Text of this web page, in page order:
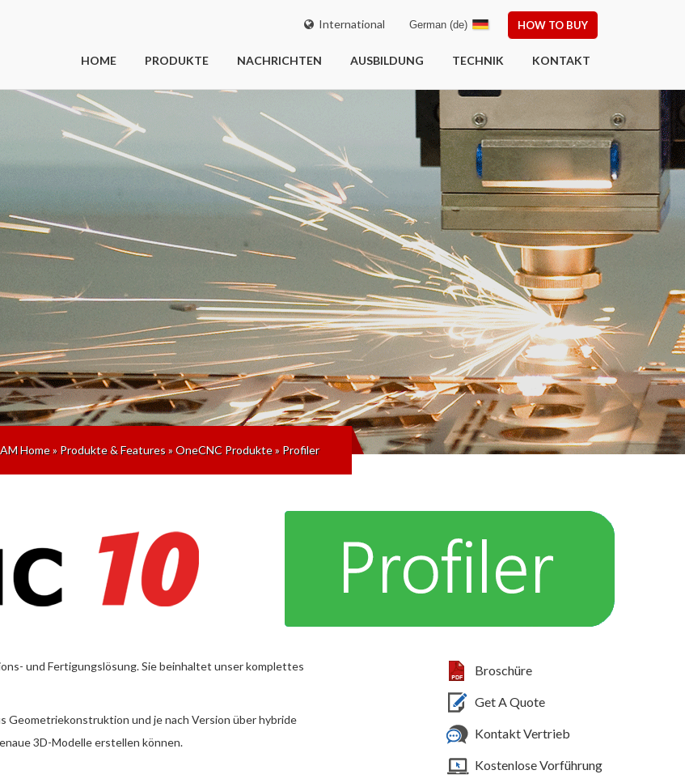
International HOW TO BUY
German (de)
HOME PRODUKTE NACHRICHTEN AUSBILDUNG TECHNIK KONTAKT
Home» Produkte & Features»OneCNC Produkte» Profiler
und Fertigungslösung. Sie beinhaltet unser komplettes
Geometriekonstruktion und je nach Version über hybride
3D-Modelle erstellen können.
Broschüre
Get A Quote
Kontakt Vertrieb
Kostenlose Vorführung